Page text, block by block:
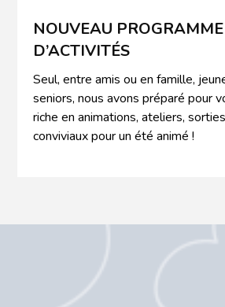
NOUVEAU PROGRAMME
D’ACTIVITÉS
Seul, entre amis ou en famille,
seniors, nous avons préparé pour
riche en animations, ateliers,
conviviaux pour un été animé !